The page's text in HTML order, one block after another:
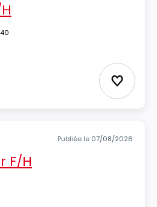
Ajouter
Publiée le 07/08/2026
F/H